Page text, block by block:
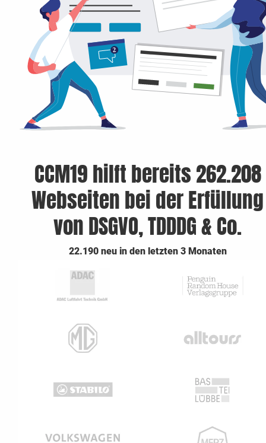
CCM19 hilft bereits 262.208
Webseiten bei der Erfüllung
von DSGVO, TDDDG & Co.
22.190 neu in den letzten 3 Monaten